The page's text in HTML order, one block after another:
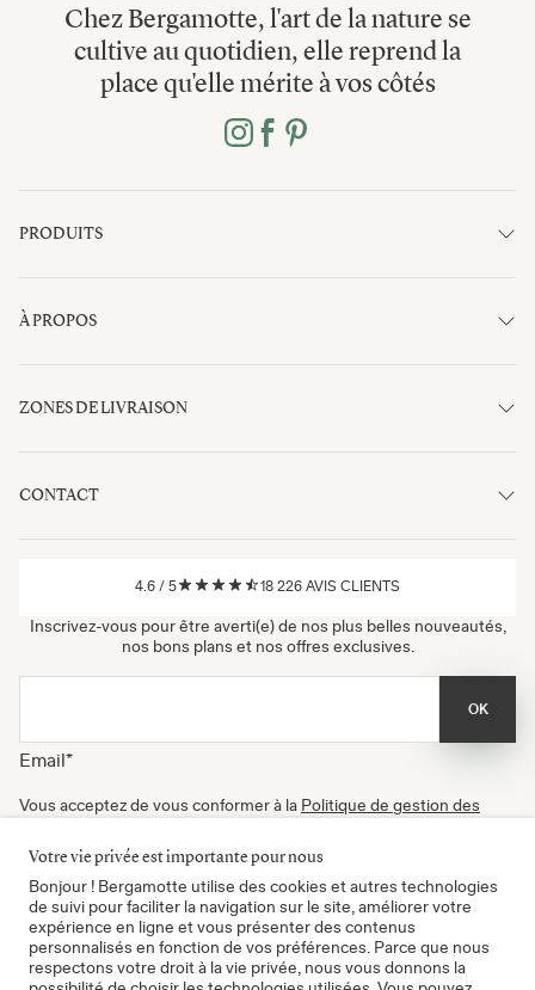
Chez Bergamotte, l'art de la nature se
cultive au quotidien, elle reprend la
place qu'elle mérite à vos côtés
PRODUITS
À PROPOS
ZONES DE LIVRAISON
CONTACT
4.6 / 5 18 226 AVIS CLIENTS
Inscrivez-vous pour être averti(e) de nos plus belles nouveautés,
nos bons plans et nos offres exclusives.
Email*
OK
Vous acceptez de vous conformer à la Politique de gestion des
newsletters. Vous pouvez vous désinscrire à tout moment.
Certifié B Corp
Votre vie privée est importante pour nous
Bonjour ! Bergamotte utilise des cookies et autres technologies
de suivi pour faciliter la navigation sur le site, améliorer votre
expérience en ligne et vous présenter des contenus
personnalisés en fonction de vos préférences. Parce que nous
respectons votre droit à la vie privée, nous vous donnons la